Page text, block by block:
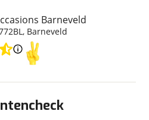
22 inch
Nieuw
Geen versnellingen
Barneveld
, Barneveld